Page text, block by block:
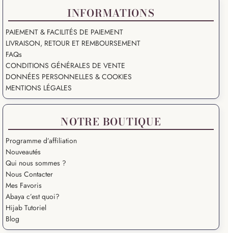
INFORMATIONS
PAIEMENT & FACILITÉS DE PAIEMENT
LIVRAISON, RETOUR ET REMBOURSEMENT
FAQs
CONDITIONS GÉNÉRALES DE VENTE
DONNÉES PERSONNELLES & COOKIES
MENTIONS LÉGALES
NOTRE BOUTIQUE
Programme d’affiliation
Nouveautés
Qui nous sommes ?
Nous Contacter
Mes Favoris
Abaya c’est quoi?
Hijab Tutoriel
Blog